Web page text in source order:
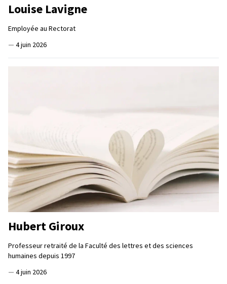
Louise Lavigne
Employée au Rectorat
— 4 juin 2026
Hubert Giroux
Professeur retraité de la Faculté des lettres et des sciences
humaines depuis 1997
— 4 juin 2026